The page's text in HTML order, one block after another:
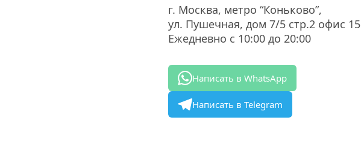
г. Москва, метро “Коньково”,
ул. Пушечная, дом 7/5 стр.2 офис 15
Ежедневно с 10:00 до 20:00
Написать в WhatsApp
Написать в Telegram